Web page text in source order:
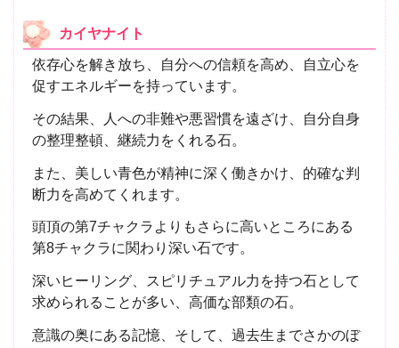
カイヤナイト
依存心を解き放ち、自分への信頼を高め、自立心を
促すエネルギーを持っています。
その結果、人への非難や悪習慣を遠ざけ、自分自身
の整理整頓、継続力をくれる石。
また、美しい青色が精神に深く働きかけ、的確な判
断力を高めてくれます。
頭頂の第7チャクラよりもさらに高いところにある
第8チャクラに関わり深い石です。
深いヒーリング、スピリチュアル力を持つ石として
求められることが多い、高価な部類の石。
意識の奥にある記憶、そして、過去生までさかのぼ